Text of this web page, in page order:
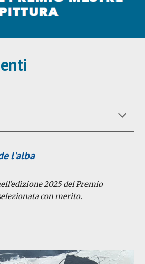
l'alba
2025 del Premio
con merito.